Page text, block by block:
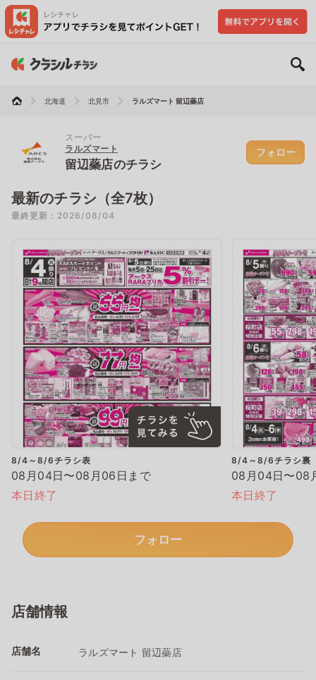
北海道 北見市 ラルズマート 留辺蘂店
スーパー
ラルズマート
留辺蘂店のチラシ
フォロー
最新のチラシ（全7枚）
最終更新：2026/08/04
8/4～8/6チラシ表
08月04日〜08月06日まで
本日終了
8/4～8/6チラシ裏
08月04日〜08
本日終了
フォロー
店舗情報
店舗名 ラルズマート 留辺蘂店